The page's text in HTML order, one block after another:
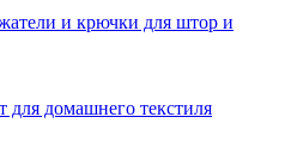
и крючки для штор и
для домашнего текстиля